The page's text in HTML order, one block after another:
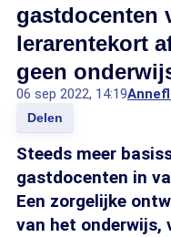
gastdocenten
lerarentekort
geen
06 sep 2022, 14:19
Delen
Steeds meer
gastdocenten in
Een zorgelijke
van het onderwijs,